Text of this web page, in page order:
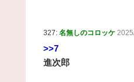
327: 名無しのコロッケ
>>7
進次郎